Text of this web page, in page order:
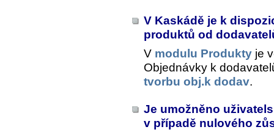
V Kaskádě je k
produktů od
V modulu Produkty je
Objednávky k
tvorbu obj.k dodav.
Je umožněno
v případě nulového